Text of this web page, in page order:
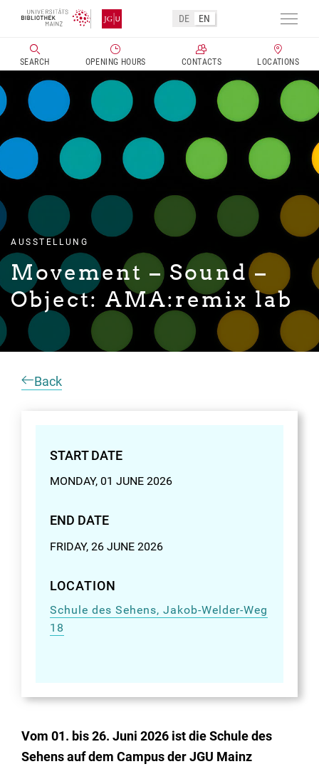
to
main
SEARCH OPENING HOURS CONTACTS LOCATIONS
DE EN
AUSSTELLUNG
Movement – Sound –
Object: AMA:remix lab
Back
START DATE
MONDAY, 01 JUNE 2026
END DATE
FRIDAY, 26 JUNE 2026
LOCATION
Schule des Sehens, Jakob-Welder-Weg
18
Vom 01. bis 26. Juni 2026 ist die Schule des
Sehens auf dem Campus der JGU Mainz